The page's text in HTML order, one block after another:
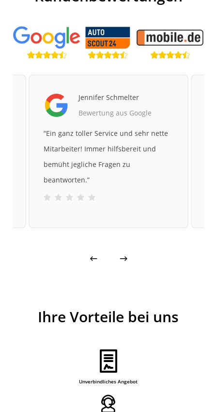
Jennifer Schmelter
Bewertung aus Google
“Ein ganz toller Service und sehr nette
Mitarbeiter! Immer hilfsbereit und
bemüht jegliche Fragen zu
beantworten.”
Ihre Vorteile bei uns
Unverbindliches Angebot